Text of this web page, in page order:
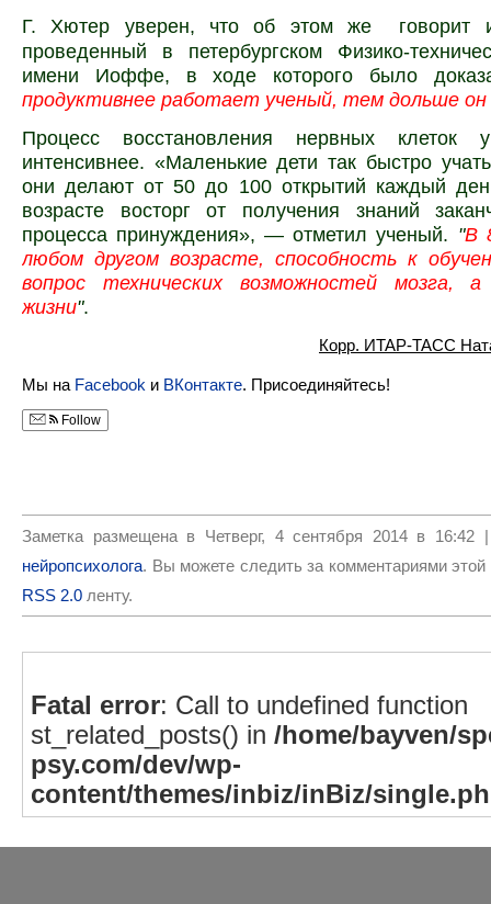
Г. Хютер уверен, что об этом же
говорит
проведенный в петербургском Физико-
имени Иоффе, в ходе которого было
продуктивнее работает ученый, тем дольше
Процесс восстановления нервных клеток
интенсивнее. «Маленькие дети так быстро
они делают от 50 до 100 открытий каждый
возрасте восторг от получения знаний
процесса принуждения», — отметил ученый. "В
любом другом возрасте, способность к
вопрос технических возможностей мозга, а
жизни".
Корр. ИТАР-ТАСС
Мы на Facebook и ВКонтакте. Присоединяйтесь!
Follow
Заметка размещена в Четверг, 4 сентября 2014 в 16:42
нейропсихолога. Вы можете следить за комментариями этой
RSS 2.0 ленту.
Fatal error: Call to undefined function
st_related_posts() in /home/bayven/
psy.com/dev/wp-
content/themes/inbiz/inBiz/